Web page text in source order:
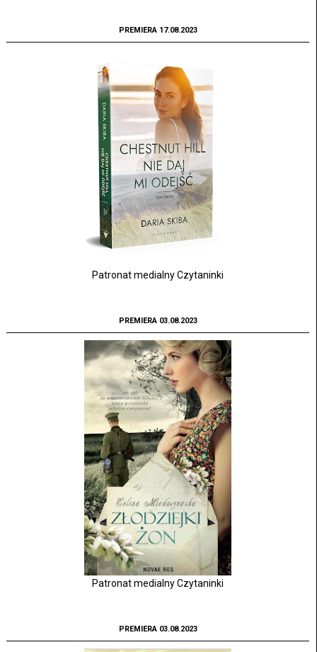
PREMIERA 17.08.2023
Patronat medialny Czytaninki
PREMIERA 03.08.2023
Patronat medialny Czytaninki
PREMIERA 03.08.2023